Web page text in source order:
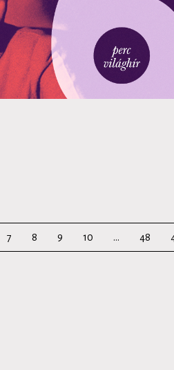
7 8 9 10 ... 48